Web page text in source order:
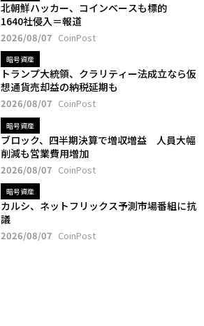
北朝鮮ハッカー、コインベースも標的
1640社侵入＝報道
2026/08/07 CoinPost
暗号資産
トランプ大統領、クラリティー法成立なら仮
想通貨売却益の納税延期も
2026/08/07 CoinPost
暗号資産
ブロック、四半期決算で増収増益 人員大幅
削減も営業費用増加
2026/08/07 CoinPost
暗号資産
カルシ、ネットフリックス予測市場番組に抗
議
2026/08/07 CoinPost